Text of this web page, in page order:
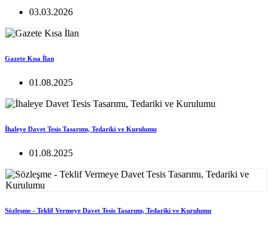
03.03.2026
Gazete Kısa İlan
01.08.2025
İhaleye Davet Tesis Tasarımı, Tedariki ve Kurulumu
01.08.2025
Sözleşme - Teklif Vermeye Davet Tesis Tasarımı, Tedariki ve Kurulumu